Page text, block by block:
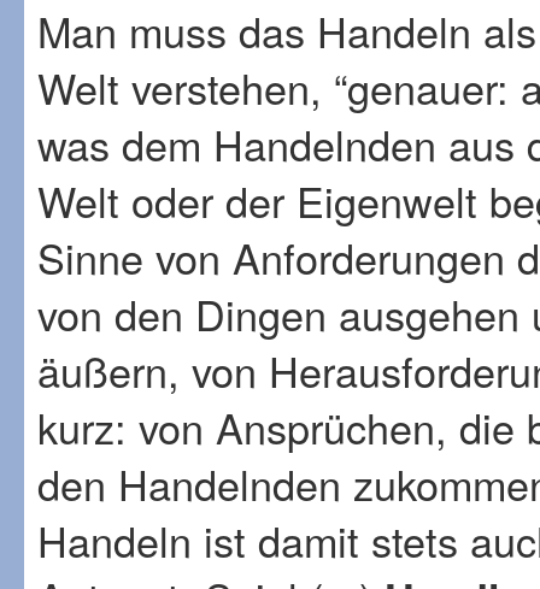
Man muss das Handeln
Welt verstehen, “genauer:
was dem Handelnden aus
Welt oder der Eigenwelt
Sinne von Anforderungen
von den Dingen
äußern, von
kurz: von Ansprüchen, die
den Handelnden
Handeln ist damit stets